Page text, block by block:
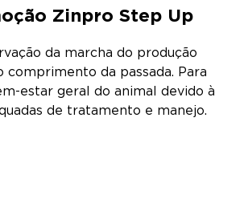
Zinpro Step Up
da marcha do produção
da passada. Para
estar geral do animal devido à
de tratamento e manejo.